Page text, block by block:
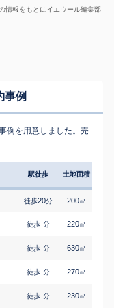
情報をもとにイエウール編集部
事例
例を用意しました。売
駅徒歩 土地面積
徒歩20分 200㎡
徒歩-分 220㎡
徒歩-分 630㎡
徒歩-分 270㎡
徒歩-分 230㎡